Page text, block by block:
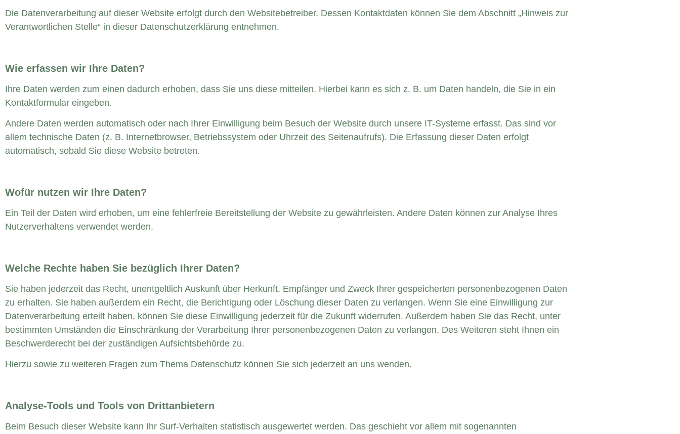
Die Datenverarbeitung auf dieser Website erfolgt durch den Websitebetreiber. Dessen Kontaktdaten können Sie dem Abschnitt „Hinweis zur
Verantwortlichen Stelle“ in dieser Datenschutzerklärung entnehmen.
Wie erfassen wir Ihre Daten?
Ihre Daten werden zum einen dadurch erhoben, dass Sie uns diese mitteilen. Hierbei kann es sich z. B. um Daten handeln, die Sie in ein
Kontaktformular eingeben.
Andere Daten werden automatisch oder nach Ihrer Einwilligung beim Besuch der Website durch unsere IT-Systeme erfasst. Das sind vor
allem technische Daten (z. B. Internetbrowser, Betriebssystem oder Uhrzeit des Seitenaufrufs). Die Erfassung dieser Daten erfolgt
automatisch, sobald Sie diese Website betreten.
Wofür nutzen wir Ihre Daten?
Ein Teil der Daten wird erhoben, um eine fehlerfreie Bereitstellung der Website zu gewährleisten. Andere Daten können zur Analyse Ihres
Nutzerverhaltens verwendet werden.
Welche Rechte haben Sie bezüglich Ihrer Daten?
Sie haben jederzeit das Recht, unentgeltlich Auskunft über Herkunft, Empfänger und Zweck Ihrer gespeicherten personenbezogenen Daten
zu erhalten. Sie haben außerdem ein Recht, die Berichtigung oder Löschung dieser Daten zu verlangen. Wenn Sie eine Einwilligung zur
Datenverarbeitung erteilt haben, können Sie diese Einwilligung jederzeit für die Zukunft widerrufen. Außerdem haben Sie das Recht, unter
bestimmten Umständen die Einschränkung der Verarbeitung Ihrer personenbezogenen Daten zu verlangen. Des Weiteren steht Ihnen ein
Beschwerderecht bei der zuständigen Aufsichtsbehörde zu.
Hierzu sowie zu weiteren Fragen zum Thema Datenschutz können Sie sich jederzeit an uns wenden.
Analyse-Tools und Tools von Dritt­anbietern
Beim Besuch dieser Website kann Ihr Surf-Verhalten statistisch ausgewertet werden. Das geschieht vor allem mit sogenannten